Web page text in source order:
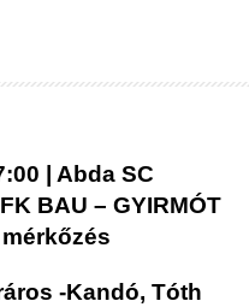
| Abda SC
BAU – GYIRMÓT
-Kandó, Tóth